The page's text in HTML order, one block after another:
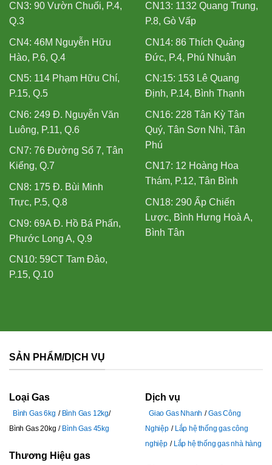
CN3: 90 Vườn Chuối, P.4,
Q.3
CN4: 46M Nguyễn Hữu
Hào, P.6, Q.4
CN5: 114 Phạm Hữu Chí,
P.15, Q.5
CN6: 249 Đ. Nguyễn Văn
Luông, P.11, Q.6
CN7: 76 Đường Số 7, Tân
Kiểng, Q.7
CN8: 175 Đ. Bùi Minh
Trực, P.5, Q.8
CN9: 69A Đ. Hồ Bá Phấn,
Phước Long A, Q.9
CN10: 59CT Tam Đảo,
P.15, Q.10
CN13: 1132 Quang Trung,
P.8, Gò Vấp
CN14: 86 Thích Quảng
Đức, P.4, Phú Nhuận
CN:15: 153 Lê Quang
Định, P.14, Bình Thạnh
CN16: 228 Tân Kỳ Tân
Quý, Tân Sơn Nhì, Tân
Phú
CN17: 12 Hoàng Hoa
Thám, P.12, Tân Bình
CN18: 290 Ấp Chiến
Lược, Bình Hưng Hoà A,
Bình Tân
SẢN PHẨM/DỊCH VỤ
Loại Gas
Bình Gas 6kg
Bình Gas 12kg
Bình Gas 20kg
Bình Gas 45kg
Thương Hiệu gas
Dịch vụ
Giao Gas Nhanh
Gas Công
Nghiệp
Lắp hệ thống gas công
nghiệp
Lắp hệ thống gas nhà hàng